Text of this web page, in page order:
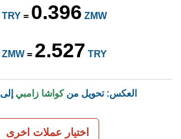
TRY= 0.396 ZMW
ZMW= 2.527 TRY
العكس: تحويل منكواشا زامبي إلى
اختيار عملات اخرى